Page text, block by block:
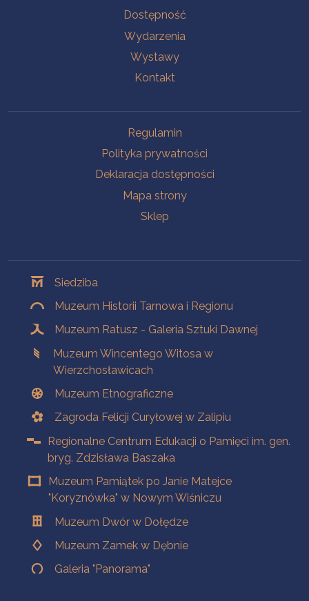
Dostępność
Wydarzenia
Wystawy
Kontakt
Regulamin
Polityka prywatności
Deklaracja dostępności
Mapa strony
Sklep
Siedziba
Muzeum Historii Tarnowa i Regionu
Muzeum Ratusz - Galeria Sztuki Dawnej
Muzeum Wincentego Witosa w
Wierzchosławicach
Muzeum Etnograficzne
Zagroda Felicji Curyłowej w Zalipiu
Regionalne Centrum Edukacji o Pamięci im. gen.
bryg. Zdzisława Baszaka
Muzeum Pamiątek po Janie Matejce
"Koryznówka" w Nowym Wiśniczu
Muzeum Dwór w Dołędze
Muzeum Zamek w Dębnie
Galeria "Panorama"